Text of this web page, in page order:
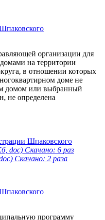
организации для
на территории
в отношении которых
доме не
домом или выбранный
не определена
Шпаковского
doc) Скачано: 6 раз
Скачано: 2 раза
программу